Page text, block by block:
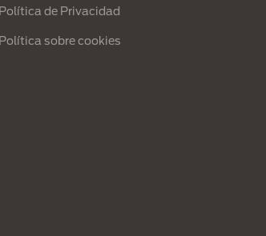
Política de Privacidad
Política sobre cookies